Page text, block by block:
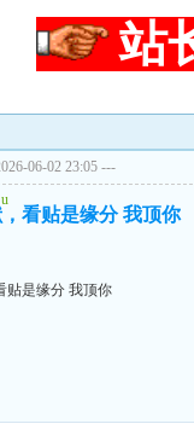
站
06-02 23:05 ---
u
看贴是缘分 我顶你
贴是缘分 我顶你